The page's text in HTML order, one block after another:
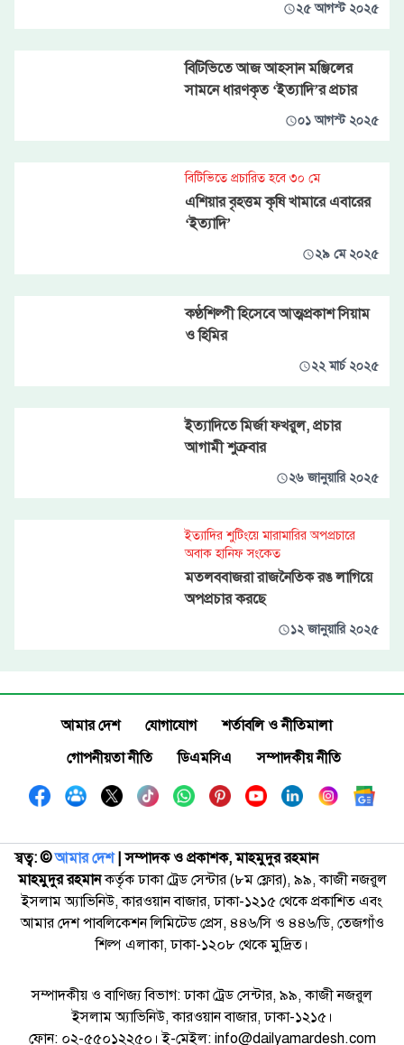
২৫ আগস্ট ২০২৫
বিটিভিতে আজ আহসান মঞ্জিলের
সামনে ধারণকৃত ‘ইত্যাদি’র প্রচার
০১ আগস্ট ২০২৫
বিটিভিতে প্রচারিত হবে ৩০ মে
এশিয়ার বৃহত্তম কৃষি খামারে এবারের
‘ইত্যাদি’
২৯ মে ২০২৫
কণ্ঠশিল্পী হিসেবে আত্মপ্রকাশ সিয়াম
ও হিমির
২২ মার্চ ২০২৫
ইত্যাদিতে মির্জা ফখরুল, প্রচার
আগামী শুক্রবার
২৬ জানুয়ারি ২০২৫
ইত্যাদির শুটিংয়ে মারামারির অপপ্রচারে
অবাক হানিফ সংকেত
মতলববাজরা রাজনৈতিক রঙ লাগিয়ে
অপপ্রচার করছে
১২ জানুয়ারি ২০২৫
আমার দেশ যোগাযোগ
শর্তাবলি ও নীতিমালা
গোপনীয়তা নীতি
ডিএমসিএ সম্পাদকীয় নীতি
স্বত্ব: ©️আমার দেশ| সম্পাদক ও প্রকাশক, মাহমুদুর রহমান
মাহমুদুর রহমানকর্তৃক ঢাকা ট্রেড সেন্টার (৮ম ফ্লোর), ৯৯, কাজী নজরুল
ইসলাম অ্যাভিনিউ, কারওয়ান বাজার, ঢাকা-১২১৫ থেকে প্রকাশিত এবং
আমার দেশ পাবলিকেশন লিমিটেড প্রেস, ৪৪৬/সি ও ৪৪৬/ডি, তেজগাঁও
শিল্প এলাকা, ঢাকা-১২০৮ থেকে মুদ্রিত।
সম্পাদকীয় ও বাণিজ্য বিভাগ: ঢাকা ট্রেড সেন্টার, ৯৯, কাজী নজরুল
ইসলাম অ্যাভিনিউ, কারওয়ান বাজার, ঢাকা-১২১৫।
ফোন: ০২-৫৫০১২২৫০। ই-মেইল: info@dailyamardesh.com